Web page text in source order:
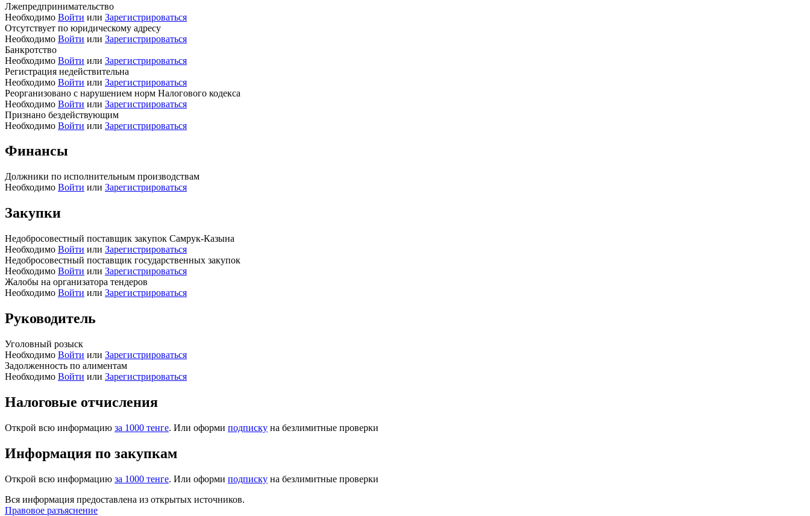
Лжепредпринимательство
Необходимо Войти или Зарегистрироваться
Отсутствует по юридическому адресу
Необходимо Войти или Зарегистрироваться
Банкротство
Необходимо Войти или Зарегистрироваться
Регистрация недействительна
Необходимо Войти или Зарегистрироваться
Реорганизовано с нарушением норм Налогового кодекса
Необходимо Войти или Зарегистрироваться
Признано бездействующим
Необходимо Войти или Зарегистрироваться
Финансы
Должники по исполнительным производствам
Необходимо Войти или Зарегистрироваться
Закупки
Недобросовестный поставщик закупок Самрук-Казына
Необходимо Войти или Зарегистрироваться
Недобросовестный поставщик государственных закупок
Необходимо Войти или Зарегистрироваться
Жалобы на организатора тендеров
Необходимо Войти или Зарегистрироваться
Руководитель
Уголовный розыск
Необходимо Войти или Зарегистрироваться
Задолженность по алиментам
Необходимо Войти или Зарегистрироваться
Налоговые отчисления
Открой всю информацию за 1000 тенге. Или оформи подписку на безлимитные проверки
Информация по закупкам
Открой всю информацию за 1000 тенге. Или оформи подписку на безлимитные проверки
Вся информация предоставлена из открытых источников.
Правовое разъяснение